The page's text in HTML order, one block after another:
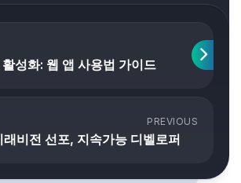
성화: 웹 앱 사용법 가이드
PREVIOUS
비전 선포, 지속가능 디벨로퍼